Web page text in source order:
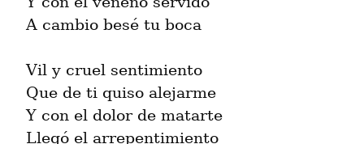
A cambio besé tu boca
Vil y cruel sentimiento
Que de ti quiso alejarme
Y con el dolor de matarte
Llegó el arrepentimiento